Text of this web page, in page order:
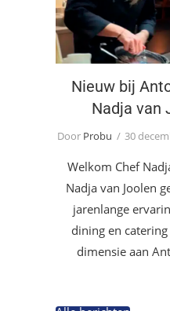
Nadja van
Nieuw bij
Nadja van
Door Probu 30
Welkom Chef
Nadja van Joolen
jarenlange
dining en
dimensie aan